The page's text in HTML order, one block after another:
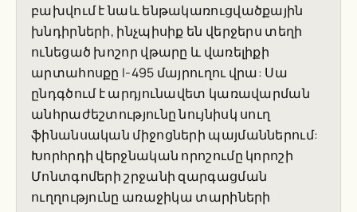
բախվում է նաև ենթակառուցվածքային
խնդիրների, ինչպիսիք են վերջերս տեղի
ունեցած խոշոր վթարը և վառելիքի
արտահոսքը I-495 մայրուղու վրա: Սա
ընդգծում է արդյունավետ կառավարման
անհրաժեշտությունը նույնիսկ սուղ
ֆինանսական միջոցների պայմաններում:
Խորհրդի վերջնական որոշումը կորոշի
Մոնտգոմերի շրջանի զարգացման
ուղղությունը առաջիկա տարիների